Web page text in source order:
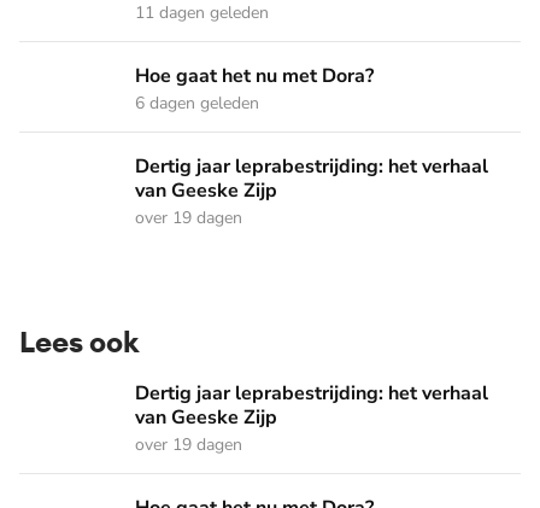
11 dagen geleden
Hoe gaat het nu met Dora?
Hoe gaat het nu met Dora?
6 dagen geleden
Dertig jaar leprabestrijding: het verhaal van Geeske Zijp
Dertig jaar leprabestrijding: het verhaal
van Geeske Zijp
over 19 dagen
Lees ook
Dertig jaar leprabestrijding: het verhaal van Geeske Zijp
Dertig jaar leprabestrijding: het verhaal
van Geeske Zijp
over 19 dagen